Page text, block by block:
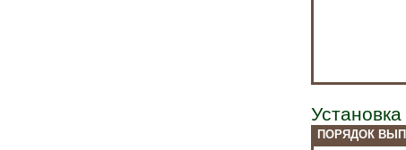
Установка
ПОРЯДОК